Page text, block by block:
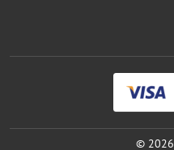
© 2026